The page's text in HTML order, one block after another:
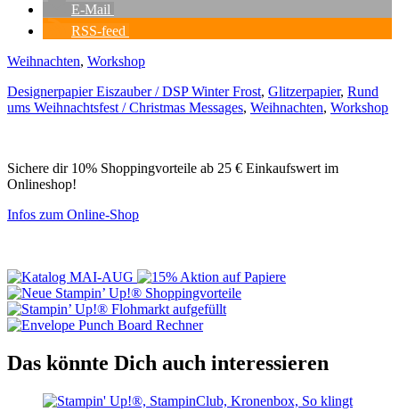
E-Mail
RSS-feed
Weihnachten, Workshop
Designerpapier Eiszauber / DSP Winter Frost, Glitzerpapier, Rund
ums Weihnachtsfest / Christmas Messages, Weihnachten, Workshop
Sichere dir 10% Shoppingvorteile ab 25 € Einkaufswert im
Onlineshop!
Infos zum Online-Shop
Das könnte Dich auch interessieren